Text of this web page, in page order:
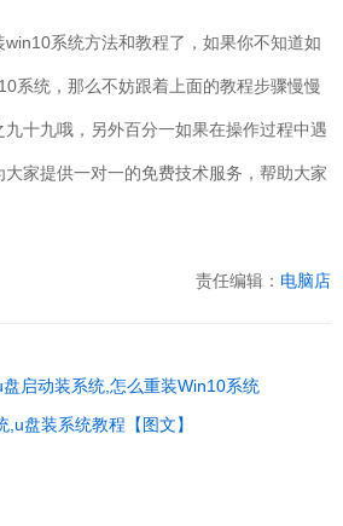
win10系统方法和教程了，如果你不知道如
系统，那么不妨跟着上面的教程步骤慢慢
十九哦，另外百分一如果在操作过程中遇
家提供一对一的免费技术服务，帮助大家
责任编辑： 电脑店
启动装系统,怎么重装Win10系统
盘装系统教程【图文】